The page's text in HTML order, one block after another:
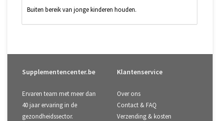
Buiten bereik van jonge kinderen houden.
Supplementencenter.be
Ervaren team met meer dan
40 jaar ervaring in de
gezondheidssector.
Klantenservice
Over ons
Contact & FAQ
Verzending & kosten